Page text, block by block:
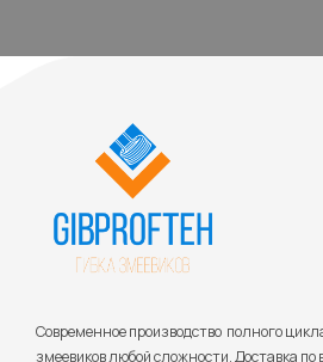
Cовременное производство полного
змеевиков любой сложности. Доставка по